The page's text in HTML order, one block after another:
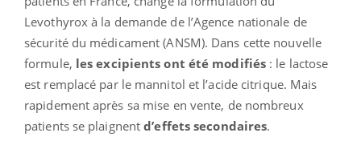
Levothyrox à la demande de l’Agence nationale de
sécurité du médicament (ANSM). Dans cette nouvelle
formule, les excipients ont été modifiés : le lactose
est remplacé par le mannitol et l’acide citrique. Mais
rapidement après sa mise en vente, de nombreux
patients se plaignentd’effets secondaires.